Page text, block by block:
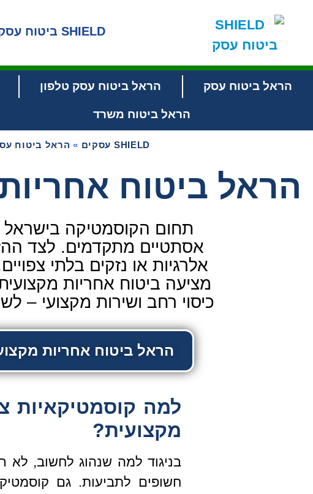
SHIELD ביטוח עסק
הראל ביטוח עסק הראל ביטוח עסק טלפון
הראל ביטוח משרד
SHIELD עסקים » הראל ביטוח
הראל ביטוח
תחום הקוסמטיקה בישראל
אסתטיים מתקדמים. לצד
אלרגיות או נזקים בלתי
מציעה ביטוח אחריות
כיסוי רחב ושירות מקצועי
הראל ביטוח אחריות מקצועית
למה קוסמטיקאיות
מקצועית?
בניגוד למה שנהוג לחשוב, לא
חשופים לתביעות. גם